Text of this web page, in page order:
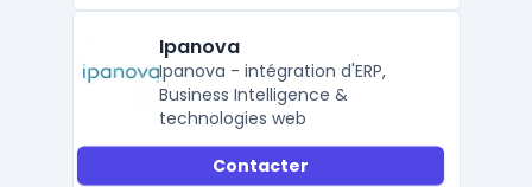
Ipanova
Ipanova - intégration d'ERP,
Business Intelligence &
technologies web
Contacter